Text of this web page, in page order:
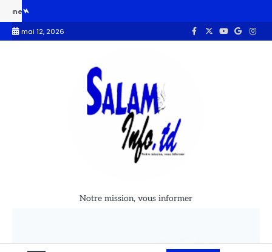
et de gouvernement participant
mai 12, 2026
Notre mission, vous informer